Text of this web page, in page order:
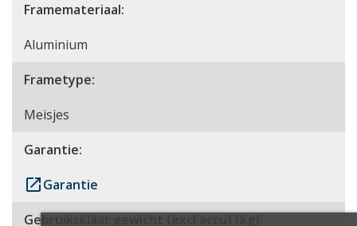
Framemateriaal:
Aluminium
Frametype:
Meisjes
Garantie:
launchGarantie
Gebruiksklaar gewicht (excl accu) (kg):